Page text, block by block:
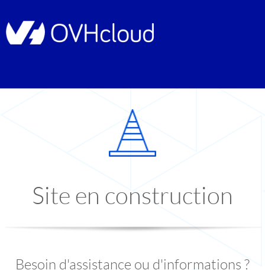
Site en construction
Besoin d'assistance ou d'informations ?